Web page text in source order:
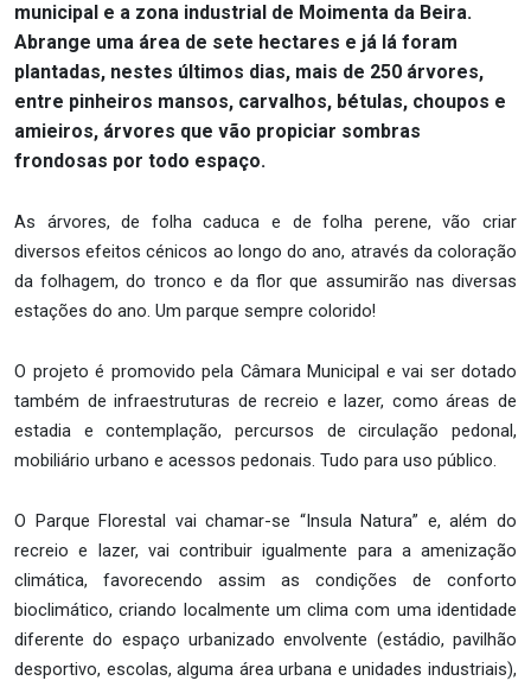
municipal e a zona industrial de Moimenta da Beira.
Abrange uma área de sete hectares e já lá foram
plantadas, nestes últimos dias, mais de 250 árvores,
entre pinheiros mansos, carvalhos, bétulas, choupos e
amieiros, árvores que vão propiciar sombras
frondosas por todo espaço.
As árvores, de folha caduca e de folha perene, vão criar
diversos efeitos cénicos ao longo do ano, através da coloração
da folhagem, do tronco e da flor que assumirão nas diversas
estações do ano. Um parque sempre colorido!
O projeto é promovido pela Câmara Municipal e vai ser dotado
também de infraestruturas de recreio e lazer, como áreas de
estadia e contemplação, percursos de circulação pedonal,
mobiliário urbano e acessos pedonais. Tudo para uso público.
O Parque Florestal vai chamar-se “Insula Natura” e, além do
recreio e lazer, vai contribuir igualmente para a amenização
climática, favorecendo assim as condições de conforto
bioclimático, criando localmente um clima com uma identidade
diferente do espaço urbanizado envolvente (estádio, pavilhão
desportivo, escolas, alguma área urbana e unidades industriais),